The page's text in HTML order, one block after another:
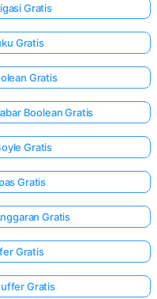
Gratis
Gratis
Gratis
Boolean Gratis
Gratis
Gratis
Gratis
Gratis
Gratis